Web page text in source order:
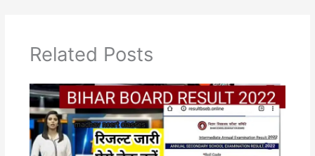
Related Posts